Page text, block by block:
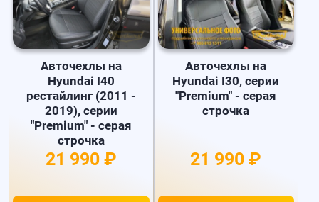
Авточехлы на
Hyundai I40
рестайлинг (2011 -
2019), серии
"Premium" - серая
строчка
21 990 ₽
Авточехлы на
Hyundai I30, серии
"Premium" - серая
строчка
21 990 ₽